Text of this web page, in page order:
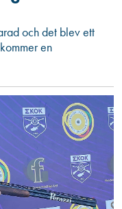
och det blev ett
en